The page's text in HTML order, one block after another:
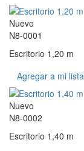
Nuevo
N8-0001
Escritorio 1,20 m
Agregar a mi lista
Nuevo
N8-0002
Escritorio 1,40 m